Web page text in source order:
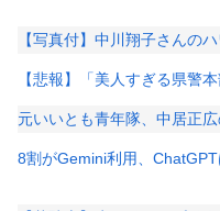
【写真付】中川翔子さんの
【悲報】「美人すぎる県警
元いいとも青年隊、中居正広
8割がGemini利用、